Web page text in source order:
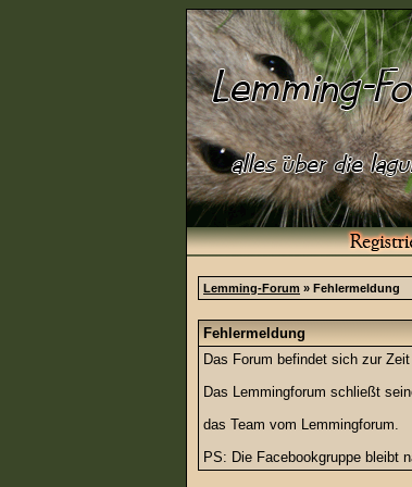
Lemming-Forum » Fehlermeldung
Fehlermeldung
Das Forum befindet sich zur
Das Lemmingforum schließt
das Team vom Lemmingforum.
PS: Die Facebookgruppe bleibt